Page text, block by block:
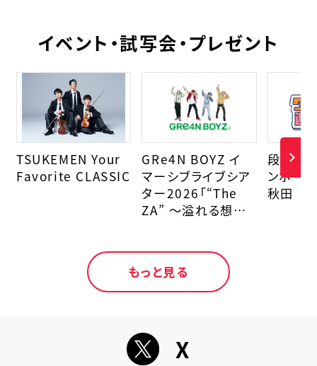
イベント・試写会・プレゼント
TSUKEMEN Your
Favorite CLASSIC
GRe4N BOYZ イ
マーシブライブシア
ター2026「“The
ZA” 〜溢れる想い
段クリ
ンボー
秋田
もっと見る
X